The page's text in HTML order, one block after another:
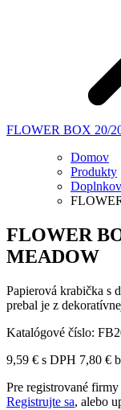
FLOWER BOX 20/
Domov
Produkty
FLOWER
MEADOW
Papierová krabička s
prebal je z
Katalógové číslo:
9,59 € s DPH 7,80 €
Pre registrované
Registrujte sa, alebo